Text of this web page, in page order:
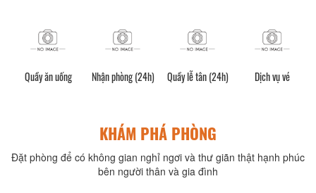
Quầy ăn uống Nhận phòng (24h) Quầy lễ tân (24h) Dịch vụ vé
KHÁM PHÁ PHÒNG
Đặt phòng để có không gian nghỉ ngơi và thư giãn thật hạnh phúc
bên người thân và gia đình